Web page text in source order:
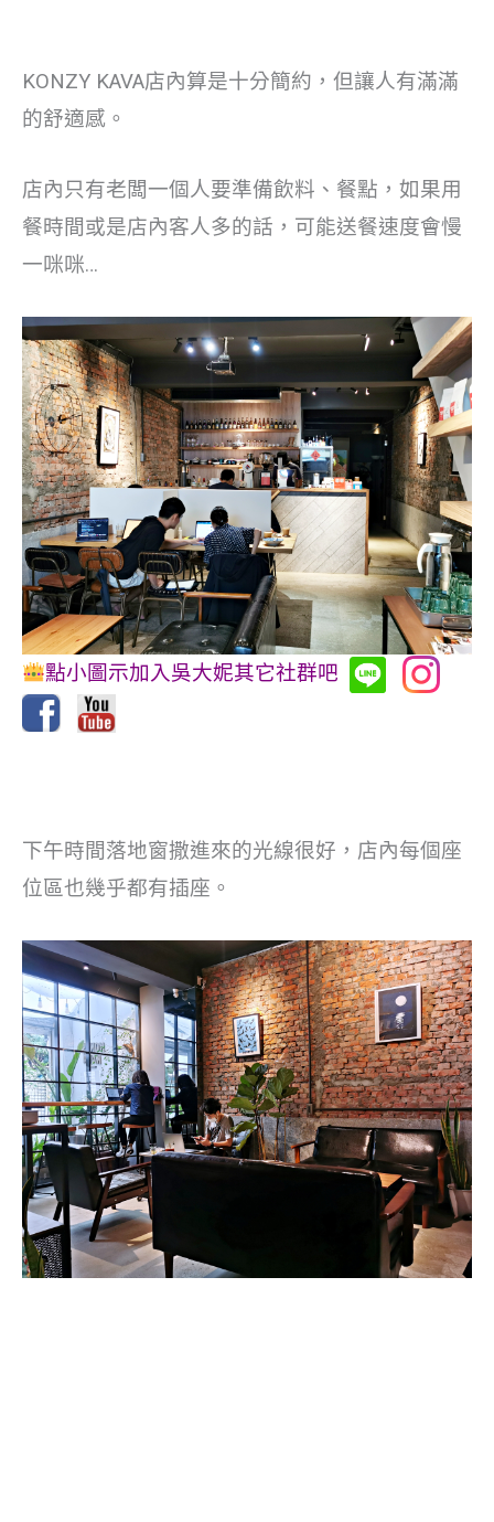
KONZY KAVA店內算是十分簡約，但讓人有滿滿
的舒適感。
店內只有老闆一個人要準備飲料、餐點，如果用
餐時間或是店內客人多的話，可能送餐速度會慢
一咪咪…
點小圖示加入吳大妮其它社群吧
下午時間落地窗撒進來的光線很好，店內每個座
位區也幾乎都有插座。